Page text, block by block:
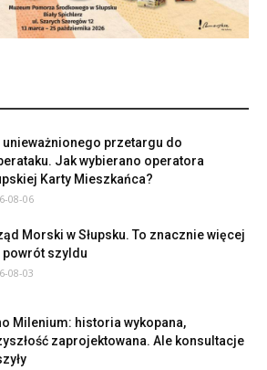
unieważnionego przetargu do
Jak wybierano operatora
Karty Mieszkańca?
08-06
Morski w Słupsku. To znacznie więcej
powrót szyldu
08-03
Milenium: historia wykopana,
zaprojektowana. Ale konsultacje